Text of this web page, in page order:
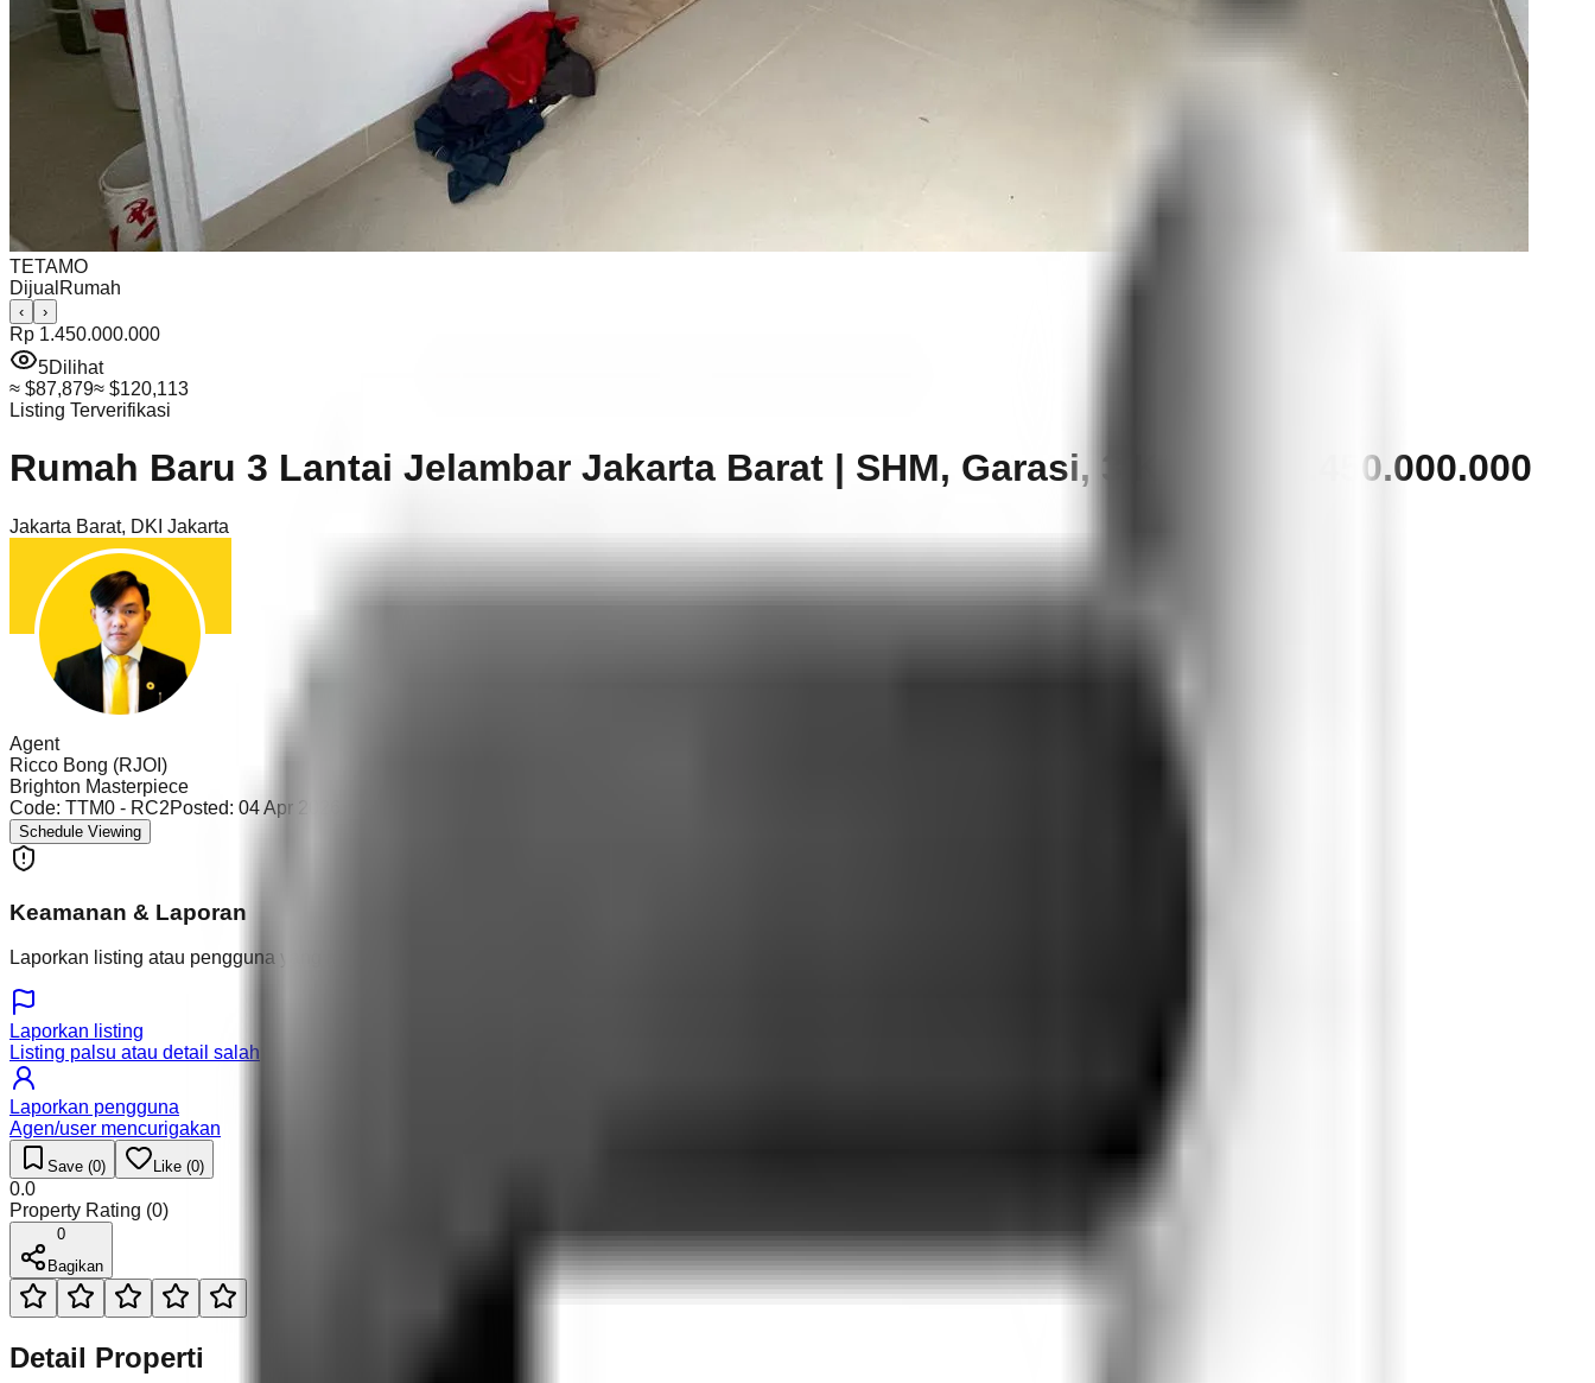
TETAMO
Dijual Rumah
‹ ›
Rp 1.450.000.000
5Dilihat
≈ $87,879≈ $120,113
Listing Terverifikasi
Rumah Baru 3 Lantai Jelambar Jakarta Barat | SHM, Garasi, 3 KM | Rp 1.450.000.000
Jakarta Barat, DKI Jakarta
Agent
Ricco Bong (RJOI)
Brighton Masterpiece
Code: TTM0 - RC2Posted: 04 Apr 2026
Schedule Viewing
Keamanan & Laporan
Laporkan listing atau pengguna yang mencurigakan.
Laporkan listing
Listing palsu atau detail salah
Laporkan pengguna
Agen/user mencurigakan
Save (0) Like (0)
0.0
Property Rating (0)
0
Bagikan
Detail Properti